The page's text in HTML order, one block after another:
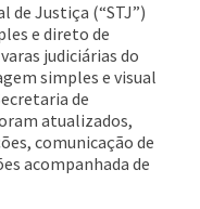
de Justiça (“STJ”)
e direto de
judiciárias do
simples e visual
de
atualizados,
comunicação de
acompanhada de